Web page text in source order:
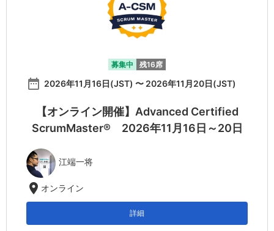
募集中 残16席
date_range 2026年11月16日(JST) 〜 2026年11月20日(JST)
【オンライン開催】Advanced Certified
ScrumMaster® 2026年11月16日～20日
江端一将
location_on オンライン
詳細